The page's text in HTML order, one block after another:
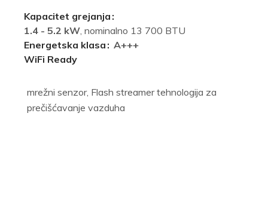
Kapacitet grejanja
1.4 - 5.2 kW, nominalno 13 700 BTU
Energetska klasa
A+++
WiFi Ready
mrežni senzor, Flash streamer tehnologija za
prečišćavanje vazduha